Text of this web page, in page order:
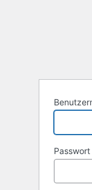
Passwort